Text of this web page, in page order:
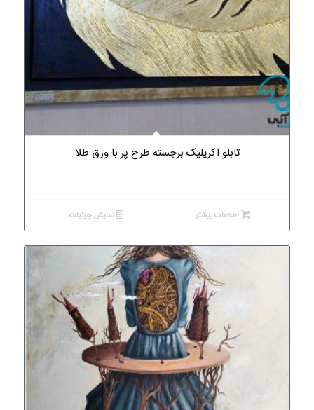
تابلو اکریلیک برجسته طرح پر با ورق طلا
اطلاعات بیشتر نمایش جزئیات